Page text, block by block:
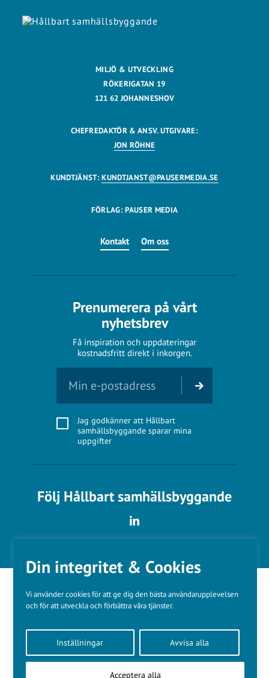
Din integritet & Cookies
Vi använder cookies för att ge dig den bästa användarupplevelsen
och för att utveckla och förbättra våra tjänster.
Inställningar Avvisa alla
Acceptera alla
MILJÖ & UTVECKLING
RÖKERIGATAN 19
121 62 JOHANNESHOV
CHEFREDAKTÖR & ANSV. UTGIVARE:
JON RÖHNE
KUNDTJÄNST:KUNDTJANST@PAUSERMEDIA.SE
FÖRLAG: PAUSER MEDIA
Kontakt Om oss
Prenumerera på vårt
nyhetsbrev
Få inspiration och uppdateringar
kostnadsfritt direkt i inkorgen.
Jag godkänner att Hållbart
samhällsbyggande sparar mina
uppgifter
Följ Hållbart samhällsbyggande
Kundtjänst